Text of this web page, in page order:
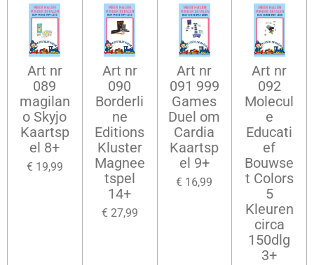
Art nr
089
magilan
o Skyjo
Kaartsp
el 8+
€ 19,99
Art nr
090
Borderli
ne
Editions
Kluster
Magnee
tspel
14+
€ 27,99
Art nr
091 999
Games
Duel om
Cardia
Kaartsp
el 9+
€ 16,99
Art nr
092
Molecul
e
Educati
ef
Bouwse
t Colors
5
Kleuren
circa
150dlg
3+